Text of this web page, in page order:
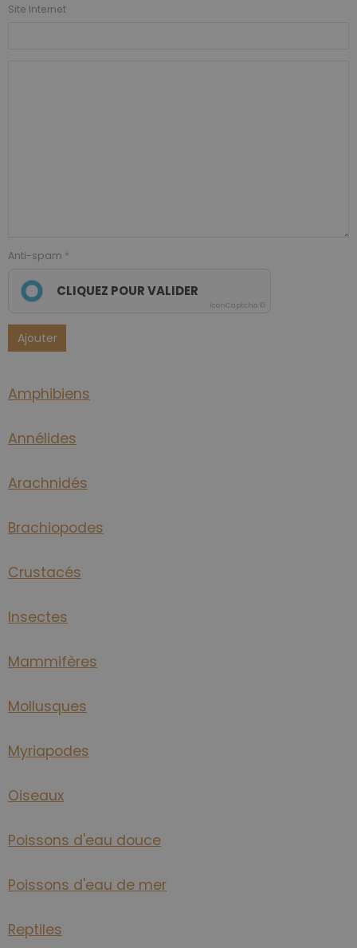
Site Internet
Anti-spam
CLIQUEZ POUR VALIDER
IconCaptcha ©
Ajouter
Amphibiens
Annélides
Arachnidés
Brachiopodes
Crustacés
Insectes
Mammifères
Mollusques
Myriapodes
Oiseaux
Poissons d'eau douce
Poissons d'eau de mer
Reptiles